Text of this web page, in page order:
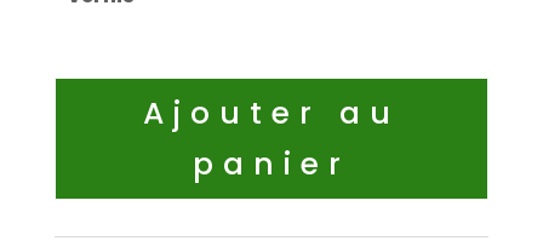
Ajouter au
panier